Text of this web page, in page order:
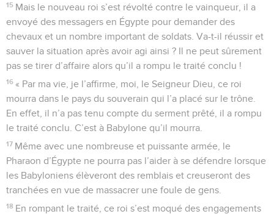
15 Mais le nouveau roi s’est révolté contre le vainqueur, il a
envoyé des messagers en Égypte pour demander des
chevaux et un nombre important de soldats. Va-t-il réussir et
sauver la situation après avoir agi ainsi ? Il ne peut sûrement
pas se tirer d’affaire alors qu’il a rompu le traité conclu !
16 « Par ma vie, je l’affirme, moi, le Seigneur Dieu, ce roi
mourra dans le pays du souverain qui l’a placé sur le trône.
En effet, il n’a pas tenu compte du serment prêté, il a rompu
le traité conclu. C’est à Babylone qu’il mourra.
17 Même avec une nombreuse et puissante armée, le
Pharaon d’Égypte ne pourra pas l’aider à se défendre lorsque
les Babyloniens élèveront des remblais et creuseront des
tranchées en vue de massacrer une foule de gens.
18 En rompant le traité, ce roi s’est moqué des engagements